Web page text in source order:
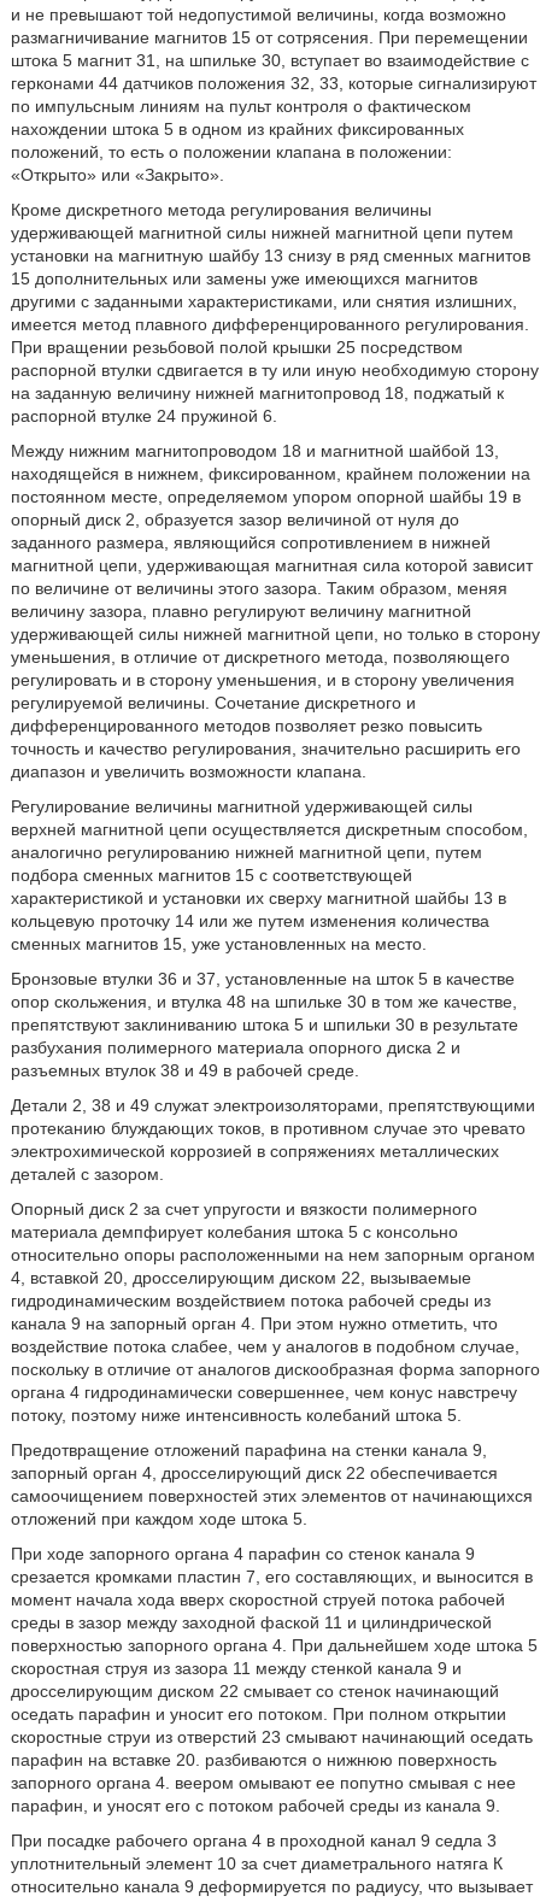
и не превышают той недопустимой величины, когда возможно
размагничивание магнитов 15 от сотрясения. При перемещении
штока 5 магнит 31, на шпильке 30, вступает во взаимодействие с
герконами 44 датчиков положения 32, 33, которые сигнализируют
по импульсным линиям на пульт контроля о фактическом
нахождении штока 5 в одном из крайних фиксированных
положений, то есть о положении клапана в положении:
«Открыто» или «Закрыто».
Кроме дискретного метода регулирования величины
удерживающей магнитной силы нижней магнитной цепи путем
установки на магнитную шайбу 13 снизу в ряд сменных магнитов
15 дополнительных или замены уже имеющихся магнитов
другими с заданными характеристиками, или снятия излишних,
имеется метод плавного дифференцированного регулирования.
При вращении резьбовой полой крышки 25 посредством
распорной втулки сдвигается в ту или иную необходимую сторону
на заданную величину нижней магнитопровод 18, поджатый к
распорной втулке 24 пружиной 6.
Между нижним магнитопроводом 18 и магнитной шайбой 13,
находящейся в нижнем, фиксированном, крайнем положении на
постоянном месте, определяемом упором опорной шайбы 19 в
опорный диск 2, образуется зазор величиной от нуля до
заданного размера, являющийся сопротивлением в нижней
магнитной цепи, удерживающая магнитная сила которой зависит
по величине от величины этого зазора. Таким образом, меняя
величину зазора, плавно регулируют величину магнитной
удерживающей силы нижней магнитной цепи, но только в сторону
уменьшения, в отличие от дискретного метода, позволяющего
регулировать и в сторону уменьшения, и в сторону увеличения
регулируемой величины. Сочетание дискретного и
дифференцированного методов позволяет резко повысить
точность и качество регулирования, значительно расширить его
диапазон и увеличить возможности клапана.
Регулирование величины магнитной удерживающей силы
верхней магнитной цепи осуществляется дискретным способом,
аналогично регулированию нижней магнитной цепи, путем
подбора сменных магнитов 15 с соответствующей
характеристикой и установки их сверху магнитной шайбы 13 в
кольцевую проточку 14 или же путем изменения количества
сменных магнитов 15, уже установленных на место.
Бронзовые втулки 36 и 37, установленные на шток 5 в качестве
опор скольжения, и втулка 48 на шпильке 30 в том же качестве,
препятствуют заклиниванию штока 5 и шпильки 30 в результате
разбухания полимерного материала опорного диска 2 и
разъемных втулок 38 и 49 в рабочей среде.
Детали 2, 38 и 49 служат электроизоляторами, препятствующими
протеканию блуждающих токов, в противном случае это чревато
электрохимической коррозией в сопряжениях металлических
деталей с зазором.
Опорный диск 2 за счет упругости и вязкости полимерного
материала демпфирует колебания штока 5 с консольно
относительно опоры расположенными на нем запорным органом
4, вставкой 20, дросселирующим диском 22, вызываемые
гидродинамическим воздействием потока рабочей среды из
канала 9 на запорный орган 4. При этом нужно отметить, что
воздействие потока слабее, чем у аналогов в подобном случае,
поскольку в отличие от аналогов дискообразная форма запорного
органа 4 гидродинамически совершеннее, чем конус навстречу
потоку, поэтому ниже интенсивность колебаний штока 5.
Предотвращение отложений парафина на стенки канала 9,
запорный орган 4, дросселирующий диск 22 обеспечивается
самоочищением поверхностей этих элементов от начинающихся
отложений при каждом ходе штока 5.
При ходе запорного органа 4 парафин со стенок канала 9
срезается кромками пластин 7, его составляющих, и выносится в
момент начала хода вверх скоростной струей потока рабочей
среды в зазор между заходной фаской 11 и цилиндрической
поверхностью запорного органа 4. При дальнейшем ходе штока 5
скоростная струя из зазора 11 между стенкой канала 9 и
дросселирующим диском 22 смывает со стенок начинающий
оседать парафин и уносит его потоком. При полном открытии
скоростные струи из отверстий 23 смывают начинающий оседать
парафин на вставке 20. разбиваются о нижнюю поверхность
запорного органа 4. веером омывают ее попутно смывая с нее
парафин, и уносят его с потоком рабочей среды из канала 9.
При посадке рабочего органа 4 в проходной канал 9 седла 3
уплотнительный элемент 10 за счет диаметрального натяга К
относительно канала 9 деформируется по радиусу, что вызывает